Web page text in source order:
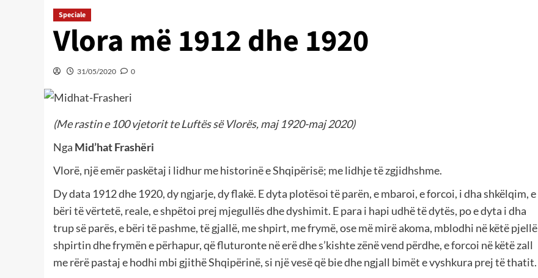
Speciale
Vlora më 1912 dhe 1920
31/05/2020 0
(Me rastin e 100 vjetorit te Luftës së Vlorës, maj 1920-maj 2020)
Nga Mid’hat Frashëri
Vlorë, një emër paskëtaj i lidhur me historinë e Shqipërisë; me lidhje të zgjidhshme.
Dy data 1912 dhe 1920, dy ngjarje, dy flakë. E dyta plotësoi të parën, e mbaroi, e forcoi, i dha shkëlqim, e
bëri të vërtetë, reale, e shpëtoi prej mjegullës dhe dyshimit. E para i hapi udhë të dytës, po e dyta i dha
trup së parës, e bëri të pashme, të gjallë, me shpirt, me frymë, ose më mirë akoma, mblodhi në këtë pjellë
shpirtin dhe frymën e përhapur, që fluturonte në erë dhe s’kishte zënë vend përdhe, e forcoi në këtë zall
me rërë pastaj e hodhi mbi gjithë Shqipërinë, si një vesë që bie dhe ngjall bimët e vyshkura prej të thatit.